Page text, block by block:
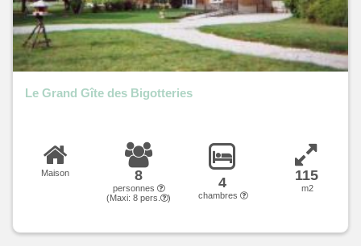
Le Grand Gîte des Bigotteries
Maison 8
personnes
(Maxi: 8 pers. )
4
chambres
115
m2